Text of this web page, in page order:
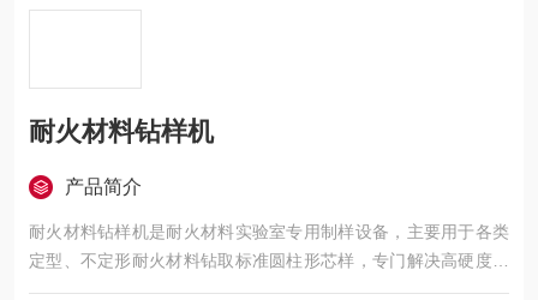
耐火材料钻样机
产品简介
耐火材料钻样机是耐火材料实验室专用制样设备，主要用于各类
定型、不定形耐火材料钻取标准圆柱形芯样，专门解决高硬度耐
火砖、浇注料、陶瓷材料取样难、易崩裂等问题。制取试样可直